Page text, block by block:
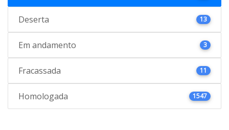
Deserta 13
Em andamento 3
Fracassada 11
Homologada 1547